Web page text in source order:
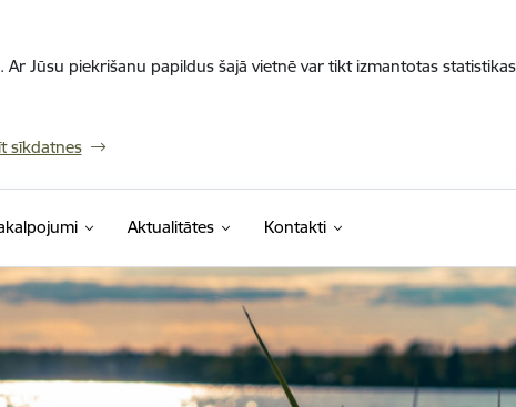
Jūsu piekrišanu papildus šajā vietnē var tikt izmantotas
sīkdatnes
Aktualitātes Kontakti